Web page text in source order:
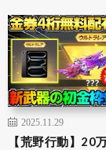
2025.11.29
【荒野行動】20